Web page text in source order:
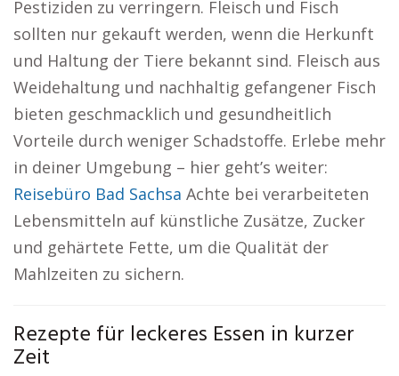
Pestiziden zu verringern. Fleisch und Fisch
sollten nur gekauft werden, wenn die Herkunft
und Haltung der Tiere bekannt sind. Fleisch aus
Weidehaltung und nachhaltig gefangener Fisch
bieten geschmacklich und gesundheitlich
Vorteile durch weniger Schadstoffe. Erlebe mehr
in deiner Umgebung – hier geht’s weiter:
Reisebüro Bad Sachsa Achte bei verarbeiteten
Lebensmitteln auf künstliche Zusätze, Zucker
und gehärtete Fette, um die Qualität der
Mahlzeiten zu sichern.
Rezepte für leckeres Essen in kurzer
Zeit